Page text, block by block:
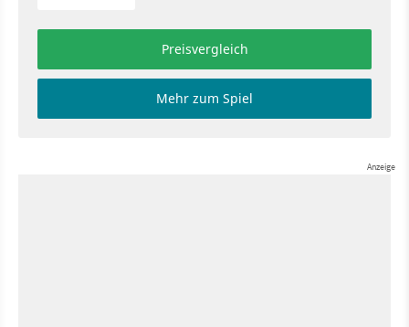
Preisvergleich
Mehr zum Spiel